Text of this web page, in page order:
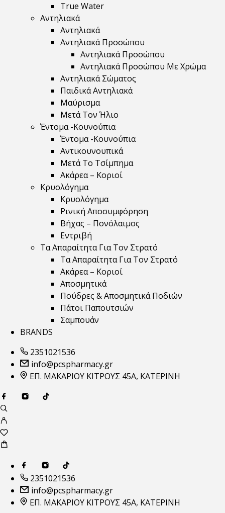
True Water
Αντηλιακά
Αντηλιακά
Αντηλιακά Προσώπου
Αντηλιακά Προσώπου
Αντηλιακά Προσώπου Με Χρώμα
Αντηλιακά Σώματος
Παιδικά Αντηλιακά
Μαύρισμα
Mετά Τον Ήλιο
Έντομα -Κουνούπια
Έντομα -Κουνούπια
Αντικουνουπικά
Μετά Το Τσίμπημα
Ακάρεα – Κοριοί
Κρυολόγημα
Κρυολόγημα
Ρινική Αποσυμφόρηση
Βήχας – Πονόλαιμος
Εντριβή
Τα Απαραίτητα Για Τον Στρατό
Τα Απαραίτητα Για Τον Στρατό
Ακάρεα – Κοριοί
Αποσμητικά
Πούδρες & Αποσμητικά Ποδιών
Πάτοι Παπουτσιών
Σαμπουάν
BRANDS
2351021536
info@pcspharmacy.gr
ΕΠ. ΜΑΚΑΡΙΟΥ ΚΙΤΡΟΥΣ 45Α, ΚΑΤΕΡΙΝΗ
2351021536
info@pcspharmacy.gr
ΕΠ. ΜΑΚΑΡΙΟΥ ΚΙΤΡΟΥΣ 45Α, ΚΑΤΕΡΙΝΗ